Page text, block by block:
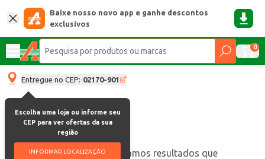
Baixe nosso novo app e ganhe descontos
exclusivos
0
Entregue no CEP: 02170-901
Escolha uma loja ou informe seu
CEP para ver ofertas da sua
região
INFORMAR LOCALIZAÇÃO
oops, não encontramos resultados que